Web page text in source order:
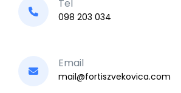
Tel
098 203 034
Email
mail@fortiszvekovica.com